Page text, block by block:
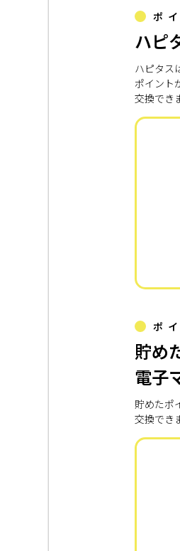
ポ
ハピ
ハピタス
ポイント
交換でき
ポ
貯め
電子
貯めたポ
交換でき